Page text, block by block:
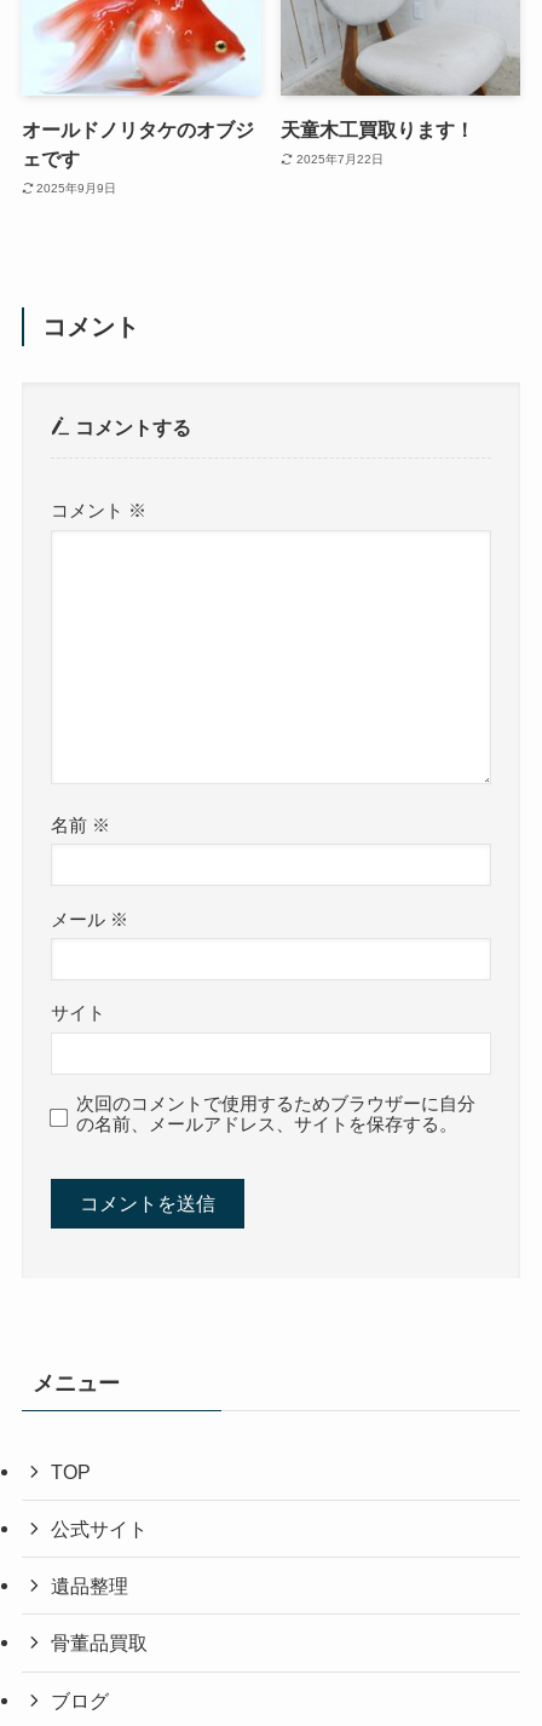
オールドノリタケのオブジ
ェです
2025年9月9日
天童木工買取ります！
2025年7月22日
コメント
コメントする
コメント ※
名前 ※
メール ※
サイト
次回のコメントで使用するためブラウザーに自分
の名前、メールアドレス、サイトを保存する。
メニュー
TOP
公式サイト
遺品整理
骨董品買取
ブログ